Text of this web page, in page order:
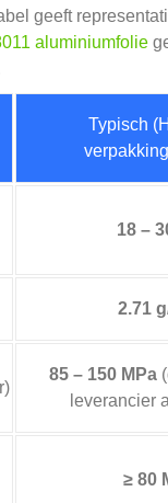
geeft
aluminiumfolie
Typisch
18 –
2.71
85 – 150 MPa
leverancier
≥ 80